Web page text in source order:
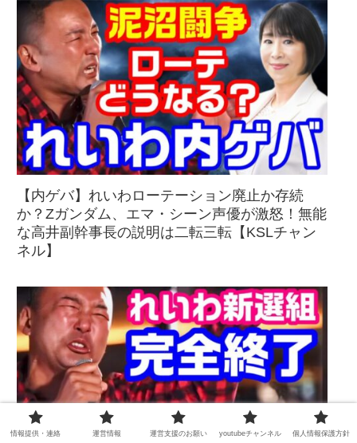
【内ゲバ】れいわローテーション廃止か存続
か？Zガンダム、エマ・シーン声優が激怒！無能
な高井副幹事長の説明は二転三転【KSLチャン
ネル】
情報提供・連絡 運営情報 運営支援のお願い youtubeチャンネル 個人情報保護方針